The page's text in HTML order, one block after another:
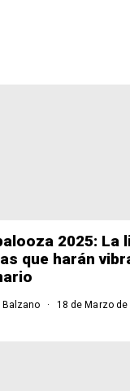
2025: La
que harán
Balzano 18 de Marzo de